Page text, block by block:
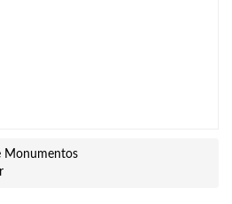
Monumentos